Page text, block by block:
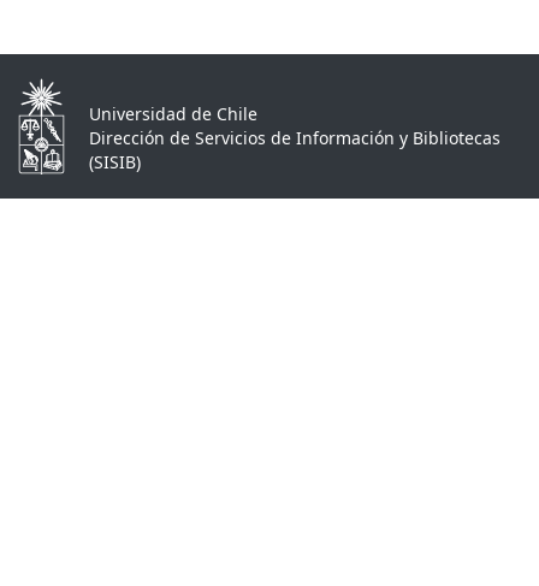
Universidad de Chile
Dirección de Servicios de Información y Bibliotecas
(SISIB)